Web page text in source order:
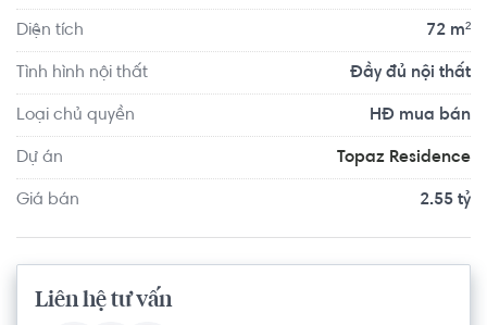
19ha). Điểm đặc biệt của Khu đô thị Celadon Tân Phú là
biệt mà chưa một căn hộ nào có được tại TP. HCM nói
chung và Tân Phú nói riêng.
Diện tích 72 m²
Tình hình nội thất Đầy đủ nội thất
Loại chủ quyền HĐ mua bán
Dự án Topaz Residence
Giá bán 2.55 tỷ
Liên hệ tư vấn